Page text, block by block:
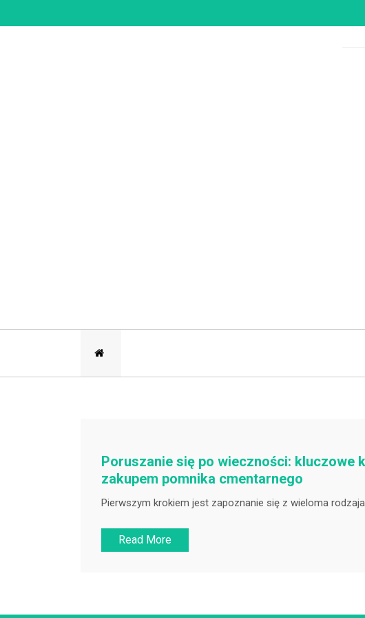
to
Poruszanie się po wieczności: kluczowe
zakupem pomnika cmentarnego
Pierwszym krokiem jest zapoznanie się z wieloma
Read More